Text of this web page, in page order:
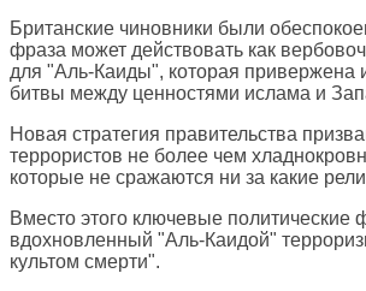
Британские чиновники были
фраза может действовать как
для "Аль-Каиды", которая привержена
битвы между ценностями ислама и
Новая стратегия правительства
террористов не более чем
которые не сражаются ни за какие
Вместо этого ключевые политические
вдохновленный "Аль-Каидой"
культом смерти".